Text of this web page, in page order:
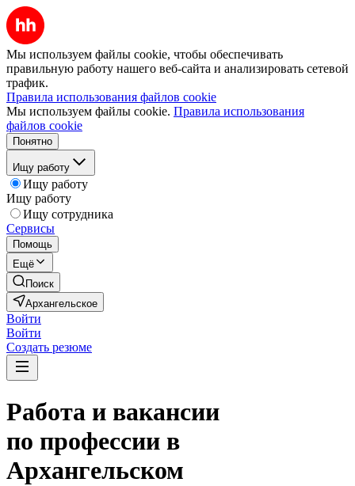
Мы используем файлы cookie, чтобы обеспечивать
правильную работу нашего веб-сайта и анализировать сетевой
трафик.
Правила использования файлов cookie
Мы используем файлы cookie. Правила использования
файлов cookie
Понятно
Ищу работу
Ищу работу
Ищу работу
Ищу сотрудника
Сервисы
Помощь
Ещё
Поиск
Архангельское
Войти
Войти
Создать резюме
Работа и вакансии
по профессии в
Архангельском